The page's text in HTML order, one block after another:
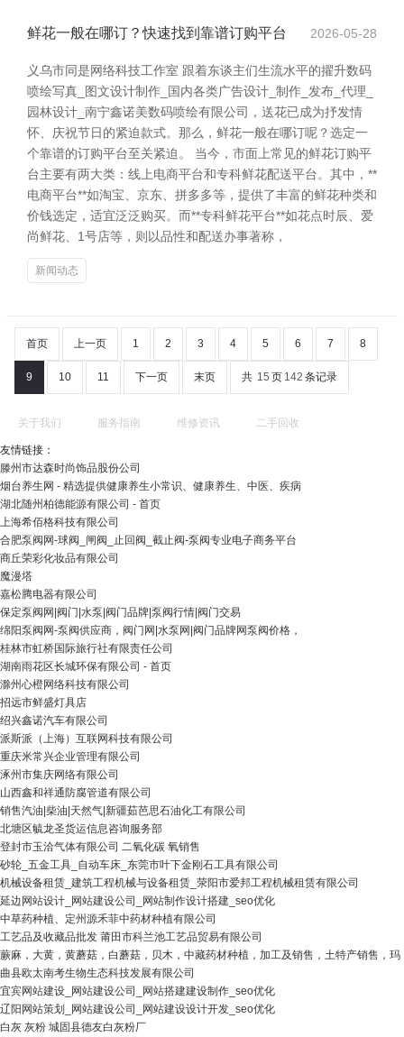
鲜花一般在哪订？快速找到靠谱订购平台 2026-05-28
义乌市同是网络科技工作室 跟着东谈主们生流水平的擢升数码
喷绘写真_图文设计制作_国内各类广告设计_制作_发布_代理_
园林设计_南宁鑫诺美数码喷绘有限公司，送花已成为抒发情
怀、庆祝节日的紧迫款式。那么，鲜花一般在哪订呢？选定一
个靠谱的订购平台至关紧迫。 当今，市面上常见的鲜花订购平
台主要有两大类：线上电商平台和专科鲜花配送平台。其中，**
电商平台**如淘宝、京东、拼多多等，提供了丰富的鲜花种类和
价钱选定，适宜泛泛购买。而**专科鲜花平台**如花点时辰、爱
尚鲜花、1号店等，则以品性和配送办事著称，
新闻动态
首页 上一页 1 2 3 4 5 6 7 8
9 10 11 下一页 末页 共 15 页 142 条记录
关于我们 服务指南 维修资讯 二手回收
友情链接：
滕州市达森时尚饰品股份公司
烟台养生网 - 精选提供健康养生小常识、健康养生、中医、疾病
湖北随州柏德能源有限公司 - 首页
上海希佰格科技有限公司
合肥泵阀网-球阀_闸阀_止回阀_截止阀-泵阀专业电子商务平台
商丘荣彩化妆品有限公司
魔漫塔
嘉松腾电器有限公司
保定泵阀网|阀门|水泵|阀门品牌|泵阀行情|阀门交易
绵阳泵阀网-泵阀供应商，阀门网|水泵网|阀门品牌网泵阀价格，
桂林市虹桥国际旅行社有限责任公司
湖南雨花区长城环保有限公司 - 首页
滁州心橙网络科技有限公司
招远市鲜盛灯具店
绍兴鑫诺汽车有限公司
派斯派（上海）互联网科技有限公司
重庆米常兴企业管理有限公司
涿州市集庆网络有限公司
山西鑫和祥通防腐管道有限公司
销售汽油|柴油|天然气|新疆茹芭思石油化工有限公司
北塘区毓龙圣货运信息咨询服务部
登封市玉洽气体有限公司 二氧化碳 氧销售
砂轮_五金工具_自动车床_东莞市叶下金刚石工具有限公司
机械设备租赁_建筑工程机械与设备租赁_荥阳市爱邦工程机械租赁有限公司
延边网站设计_网站建设公司_网站制作设计搭建_seo优化
中草药种植、定州源禾菲中药材种植有限公司
工艺品及收藏品批发 莆田市科兰池工艺品贸易有限公司
蕨麻，大黄，黄蘑菇，白蘑菇，贝木，中藏药材种植，加工及销售，土特产销售，玛
曲县欧太南考生物生态科技发展有限公司
宜宾网站建设_网站建设公司_网站搭建建设制作_seo优化
辽阳网站策划_网站建设公司_网站建设设计开发_seo优化
白灰 灰粉 城固县德友白灰粉厂